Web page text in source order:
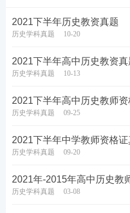
2021下半年历史教资真题
历史学科真题 10-20
2021下半年高中历史教资真
历史学科真题 10-13
2021下半年高中历史教师
历史学科真题 09-25
2021下半年中学教师资格
历史学科真题 09-20
2021年-2015年高中历史教
历史学科真题 03-08